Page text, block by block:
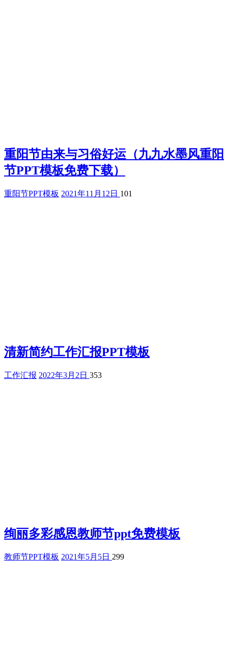
重阳节由来与习俗好运（九九水墨风重阳
节PPT模板免费下载）
重阳节PPT模板 2021年11月12日 101
清新简约工作汇报PPT模板
工作汇报 2022年3月2日 353
绚丽多彩感恩教师节ppt免费模板
教师节PPT模板 2021年5月5日 299